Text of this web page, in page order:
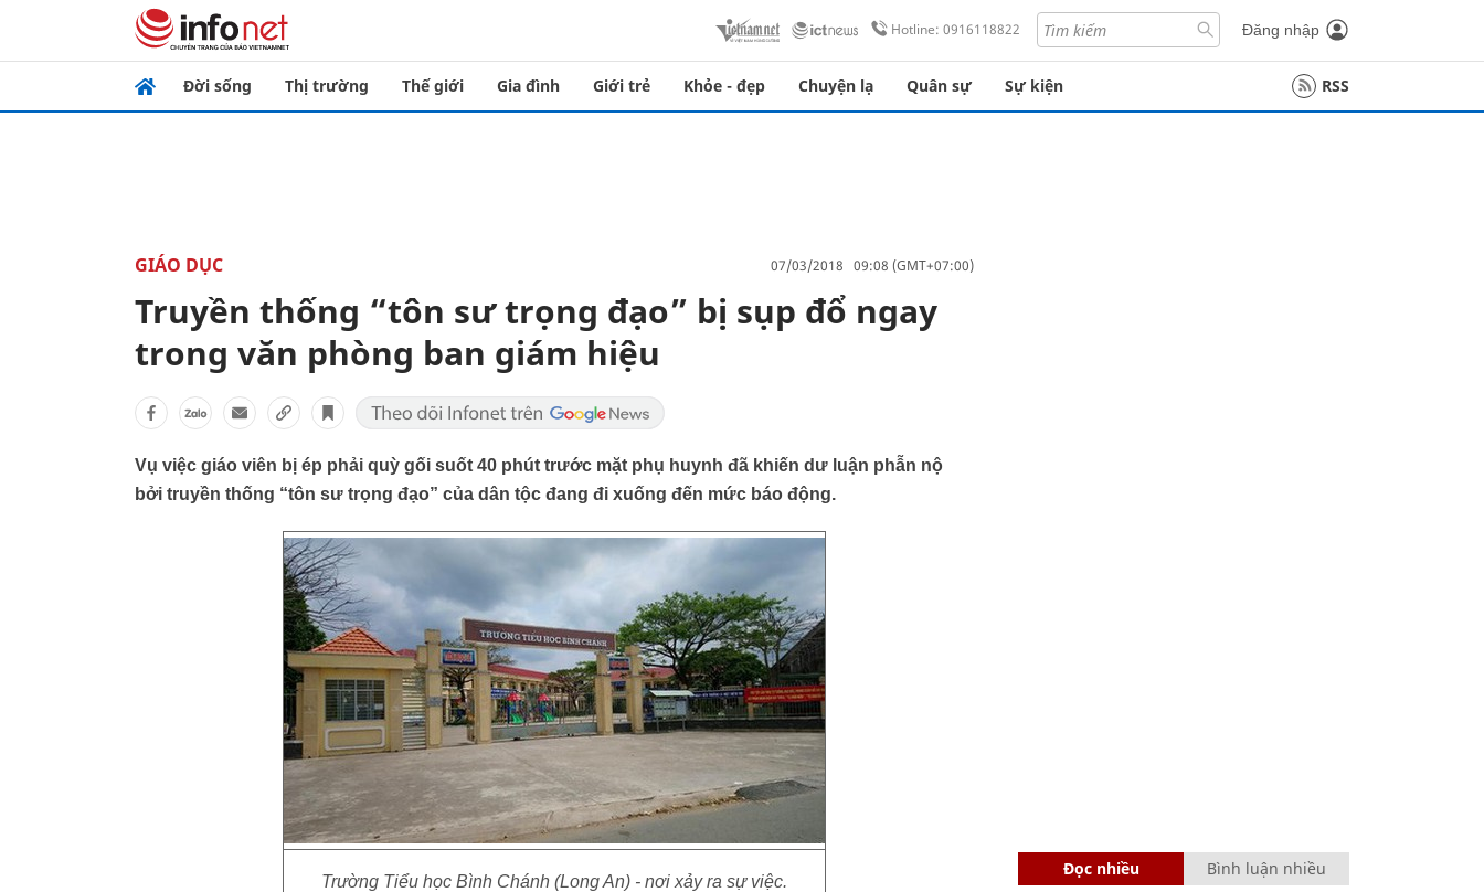
Hotline: 0916118822 Đăng nhập
Đời sống Thị trường Thế giới Gia đình Giới trẻ Khỏe - đẹp Chuyện lạ Quân sự Sự kiện RSS
GIÁO DỤC 07/03/2018 09:08 (GMT+07:00)
Truyền thống “tôn sư trọng đạo” bị sụp đổ ngay
trong văn phòng ban giám hiệu
Vụ việc giáo viên bị ép phải quỳ gối suốt 40 phút trước mặt phụ huynh đã khiến dư luận phẫn nộ
bởi truyền thống “tôn sư trọng đạo” của dân tộc đang đi xuống đến mức báo động.
Trường Tiểu học Bình Chánh (Long An) - nơi xảy ra sự việc.
Đọc nhiều Bình luận nhiều